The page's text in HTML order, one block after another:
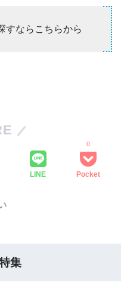
すならこちらから
LINE Pocket
0
集